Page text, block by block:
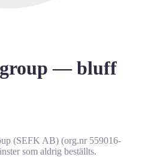
— bluff
(SEFK AB) (org.nr 559016-
som aldrig beställts.